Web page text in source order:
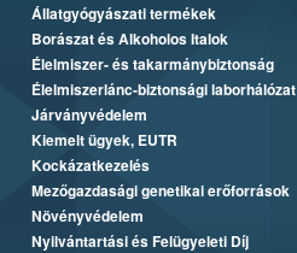
Állatgyógyászati termékek
Borászat és Alkoholos Italok
Élelmiszer- és takarmánybiztonság
Élelmiszerlánc-biztonsági laborhálózat
Járványvédelem
Kiemelt ügyek, EUTR
Kockázatkezelés
Mezőgazdasági genetikai erőforrások
Növényvédelem
Nyilvántartási és Felügyeleti Díj